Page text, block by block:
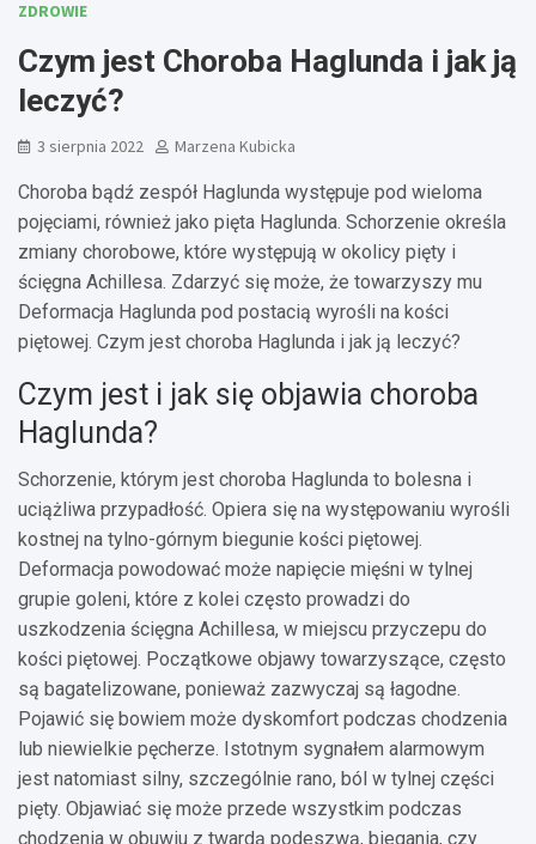
ZDROWIE
Czym jest Choroba Haglunda i jak ją
leczyć?
3 sierpnia 2022 Marzena Kubicka
Choroba bądź zespół Haglunda występuje pod wieloma
pojęciami, również jako pięta Haglunda. Schorzenie określa
zmiany chorobowe, które występują w okolicy pięty i
ścięgna Achillesa. Zdarzyć się może, że towarzyszy mu
Deformacja Haglunda pod postacią wyrośli na kości
piętowej. Czym jest choroba Haglunda i jak ją leczyć?
Czym jest i jak się objawia choroba
Haglunda?
Schorzenie, którym jest choroba Haglunda to bolesna i
uciążliwa przypadłość. Opiera się na występowaniu wyrośli
kostnej na tylno-górnym biegunie kości piętowej.
Deformacja powodować może napięcie mięśni w tylnej
grupie goleni, które z kolei często prowadzi do
uszkodzenia ścięgna Achillesa, w miejscu przyczepu do
kości piętowej. Początkowe objawy towarzyszące, często
są bagatelizowane, ponieważ zazwyczaj są łagodne.
Pojawić się bowiem może dyskomfort podczas chodzenia
lub niewielkie pęcherze. Istotnym sygnałem alarmowym
jest natomiast silny, szczególnie rano, ból w tylnej części
pięty. Objawiać się może przede wszystkim podczas
chodzenia w obuwiu z twardą podeszwą, biegania, czy